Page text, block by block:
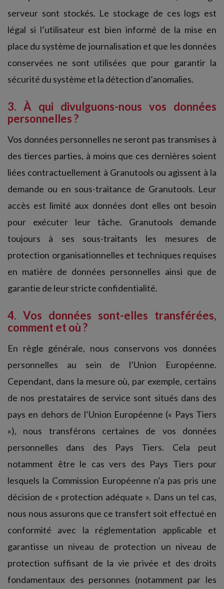
serveur sont stockés. Le stockage de ces logs est
légal si l’utilisateur est bien informé de la mise en
place du système de journalisation et que les données
conservées ne sont utilisées que pour garantir la
sécurité du système et la détection d’anomalies.
3. À qui divulguons-nous vos données
personnelles ?
Vos données personnelles ne seront pas transmises à
des tierces parties, à moins que ces dernières soient
liées contractuellement à Granutools ou agissent à la
demande ou en sous-traitance de Granutools. Leur
accès est limité aux données dont elles ont besoin
pour exécuter leur tâche. Granutools demande
toujours à ses sous-traitants les mesures de
protection organisationnelles et techniques requises
en matière de données personnelles ainsi que de
garantie de leur stricte confidentialité.
4. Vos données sont-elles transférées,
comment et où ?
En règle générale, nous conservons vos données
personnelles au sein de l’Union Européenne.
Cependant, dans la mesure où, par exemple, certains
de nos prestataires de service sont situés dans des
pays en dehors de l’Union Européenne (« Pays Tiers
»), nous transférons certaines de vos données
personnelles dans des Pays Tiers. Cela peut
notamment être le cas vers des Pays Tiers pour
lesquels la Commission Européenne n’a pas pris une
décision de « protection adéquate ». Dans un tel cas,
nous nous assurons que ce transfert soit effectué en
conformité avec la réglementation applicable et
garantisse un niveau de protection un niveau de
protection suffisant de la vie privée et des droits
fondamentaux des personnes (notamment par les